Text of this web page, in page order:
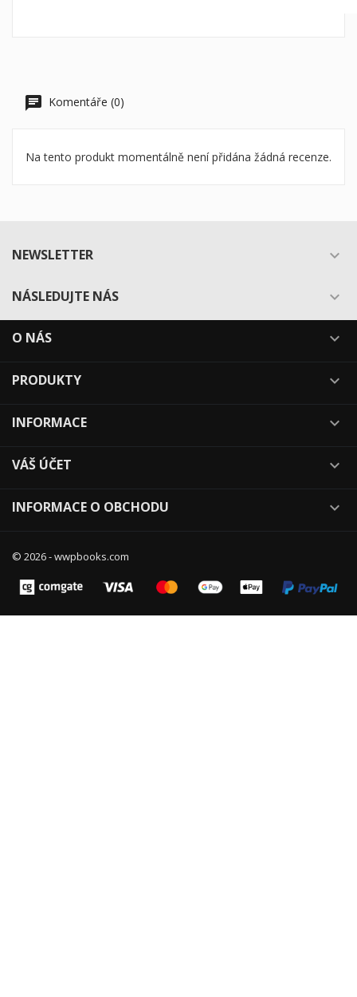
Komentáře (0)
Na tento produkt momentálně není přidána žádná recenze.
NEWSLETTER 
NÁSLEDUJTE NÁS 
O NÁS 
PRODUKTY 
INFORMACE 
VÁŠ ÚČET 
INFORMACE O OBCHODU 
© 2026 - wwpbooks.com